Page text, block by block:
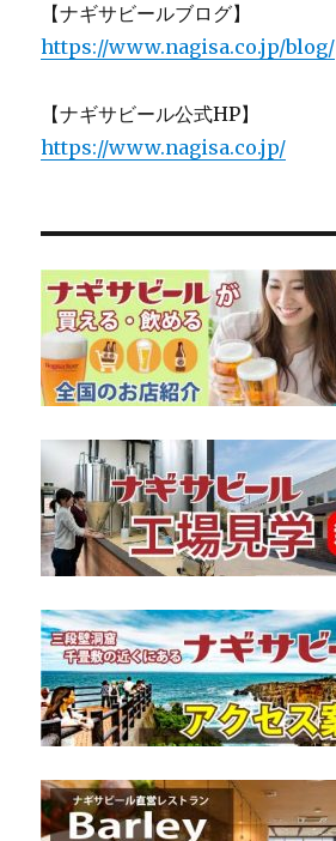
【ナギサビールブログ】
https://www.nagisa.co.jp/blog/
【ナギサビール公式HP】
https://www.nagisa.co.jp/